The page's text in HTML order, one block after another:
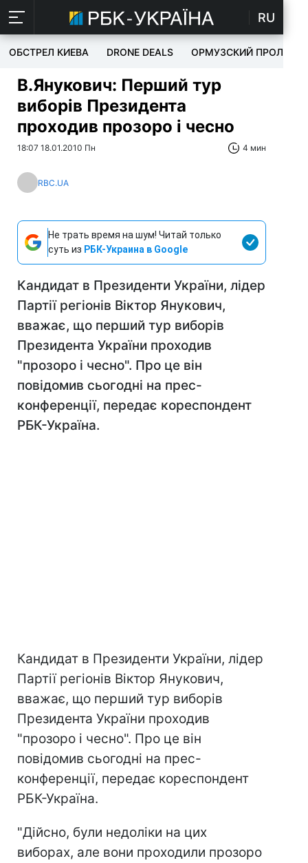
RU
ОБСТРЕЛ КИЕВА DRONE DEALS ОРМУЗСКИЙ ПРОЛИВ
В.Янукович: Перший тур
виборів Президента
проходив прозоро і чесно
18:07 18.01.2010 Пн 4 мин
RBC.UA
Не трать время на шум! Читай только
суть из РБК-Украина в Google
Кандидат в Президенти України, лідер
Партії регіонів Віктор Янукович,
вважає, що перший тур виборів
Президента України проходив
"прозоро і чесно". Про це він
повідомив сьогодні на прес-
конференції, передає кореспондент
РБК-Україна.
Кандидат в Президенти України, лідер
Партії регіонів Віктор Янукович,
вважає, що перший тур виборів
Президента України проходив
"прозоро і чесно". Про це він
повідомив сьогодні на прес-
конференції, передає кореспондент
РБК-Україна.
"Дійсно, були недоліки на цих
виборах, але вони проходили прозоро